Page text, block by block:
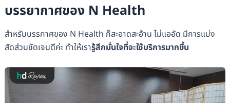
บรรยากาศของ N Health
สำหรับบรรกาศของ N Health ก็สะอาดสะอ้าน ไม่แออัด มีการแบ่ง
สัดส่วนชัดเจนดีค่ะ ทำให้เรารู้สึกมั่นใจที่จะใช้บริการมากขึ้น